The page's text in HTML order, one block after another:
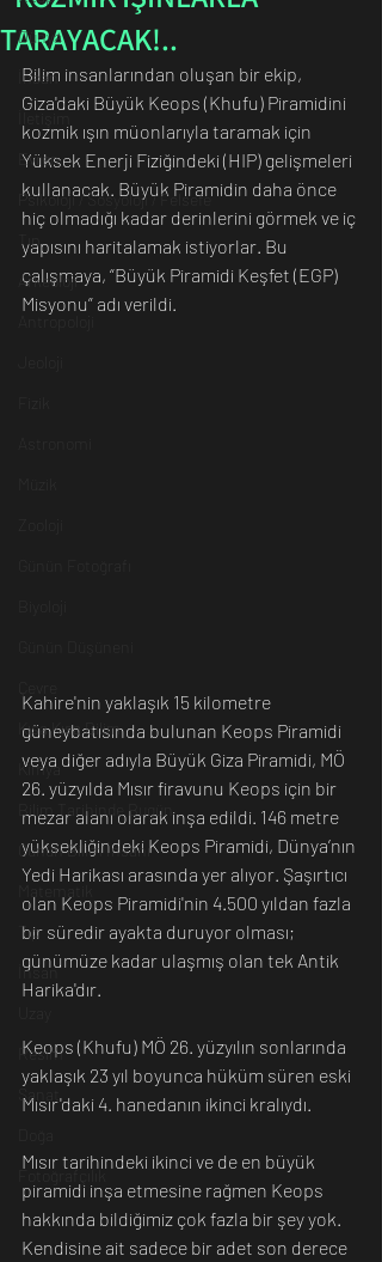
Dünya
İnsan
Evren
Psikoloji / Sosyoloji / Felsefe
Tıp
Arkeoloji
Antropoloji
Kısa Kısa Bilim
Kimya
Bilim Tarihinde Bugün
Günün Bilim İnsanı
Tıp
İnsan
Resim
Sanat
Fotoğrafçılık
TARAYACAK!..
Bilim insanlarından oluşan bir ekip,
Giza'daki Büyük Keops (Khufu) Piramidini
kozmik ışın müonlarıyla taramak için
Yüksek Enerji Fiziğindeki (HIP) gelişmeleri
kullanacak. Büyük Piramidin daha önce
hiç olmadığı kadar derinlerini görmek ve iç
yapısını haritalamak istiyorlar. Bu
çalışmaya, “Büyük Piramidi Keşfet (EGP)
Misyonu” adı verildi.
Kahire'nin yaklaşık 15 kilometre
güneybatısında bulunan Keops Piramidi
veya diğer adıyla Büyük Giza Piramidi, MÖ
26. yüzyılda Mısır firavunu Keops için bir
mezar alanı olarak inşa edildi. 146 metre
yüksekliğindeki Keops Piramidi, Dünya’nın
Yedi Harikası arasında yer alıyor. Şaşırtıcı
olan Keops Piramidi'nin 4.500 yıldan fazla
bir süredir ayakta duruyor olması;
günümüze kadar ulaşmış olan tek Antik
Harika'dır.
Keops (Khufu) MÖ 26. yüzyılın sonlarında
yaklaşık 23 yıl boyunca hüküm süren eski
Mısır'daki 4. hanedanın ikinci kralıydı.
Mısır tarihindeki ikinci ve de en büyük
piramidi inşa etmesine rağmen Keops
hakkında bildiğimiz çok fazla bir şey yok.
Kendisine ait sadece bir adet son derece